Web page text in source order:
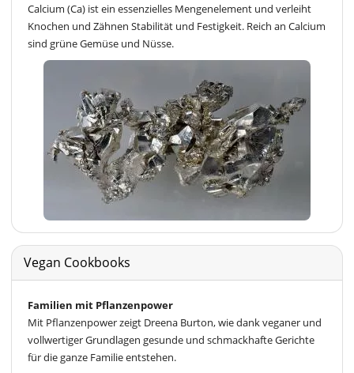
Calcium (Ca) ist ein essenzielles Mengenelement und verleiht
Knochen und Zähnen Stabilität und Festigkeit. Reich an Calcium
sind grüne Gemüse und Nüsse.
Vegan Cookbooks
Familien mit Pflanzenpower
Mit Pflanzenpower zeigt Dreena Burton, wie dank veganer und
vollwertiger Grundlagen gesunde und schmackhafte Gerichte
für die ganze Familie entstehen.